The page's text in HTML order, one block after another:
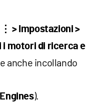
⋮ > Impostazioni >
i motori di ricerca e
anche incollando
).